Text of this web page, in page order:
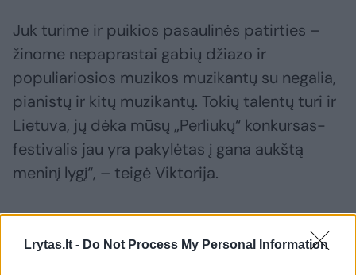
Lrytas.lt - Do Not Process My Personal Information
Juk turime ir puikios pasaulinės patirties –
žinome nepaprastai gabių džiazo ir
populiariosios muzikos muzikantų su negalia,
pianistų ir kitų muzikantų. Tokių talentų turi ir
Lietuva, jų dėka mūsų „Perliukų“ konkursas-
festivalis jau yra pakylėtas į gana aukštą
meninį lygį“, – teigė Viktorija.
festivalyje „Perliukai“, kuris kas trejus metus